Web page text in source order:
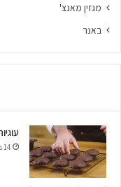
מגזין מאנצ'
באנר
14 באוגוסט 2025